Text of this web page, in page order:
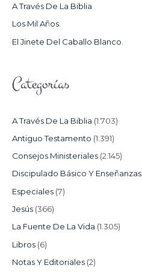
R
:
A Través De La Biblia
Los Mil Años.
El Jinete Del Caballo Blanco.
Categorías
A Través De La Biblia (1.703)
Antiguo Testamento (1.391)
Consejos Ministeriales (2.145)
Discipulado Básico Y Enseñanzas
Especiales (7)
Jesús (366)
La Fuente De La Vida (1.305)
Libros (6)
Notas Y Editoriales (2)